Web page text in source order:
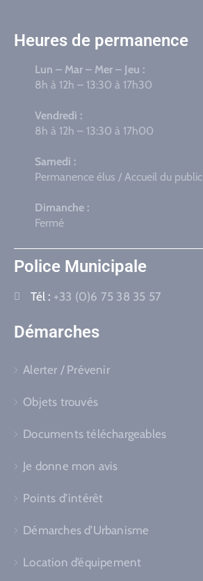
Heures de permanence
Lun – Mar – Mer – Jeu :
8h à 12h – 13:30 à 17h30
Vendredi :
8h à 12h – 13:30 à 17h00
Samedi :
Permanence élus / Accueil du public
Dimanche :
Fermé
Police Municipale
Tél : +33 (0)6 75 38 35 57
Démarches
Alerter / Prévenir
Objets trouvés
Documents téléchargeables
Je donne mon avis
Points d’intérêt
Démarches d’Urbanisme
Location d’équipement